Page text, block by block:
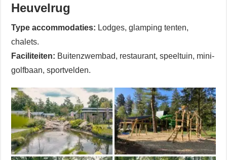
Heuvelrug
Type accommodaties: Lodges, glamping tenten,
chalets.
Faciliteiten: Buitenzwembad, restaurant, speeltuin, mini-
golfbaan, sportvelden.